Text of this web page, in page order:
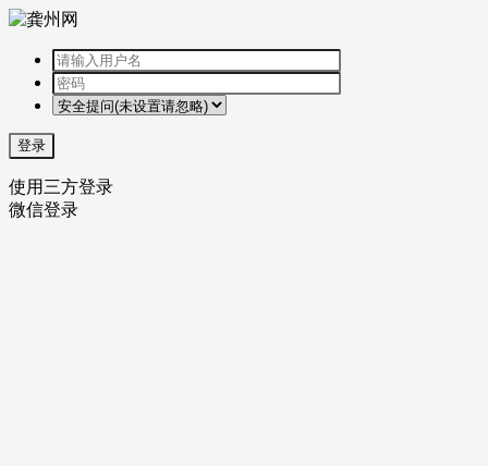
登录
使用三方登录
微信登录